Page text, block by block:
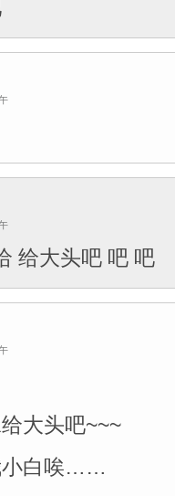
给大头吧 吧 吧
大头吧~~~
小白唉……